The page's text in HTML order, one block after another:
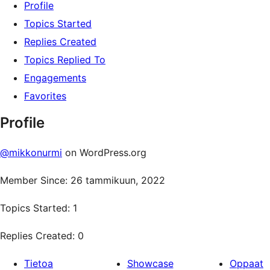
Profile
Topics Started
Replies Created
Topics Replied To
Engagements
Favorites
Profile
@mikkonurmi on WordPress.org
Member Since: 26 tammikuun, 2022
Topics Started: 1
Replies Created: 0
Tietoa Showcase Oppaat